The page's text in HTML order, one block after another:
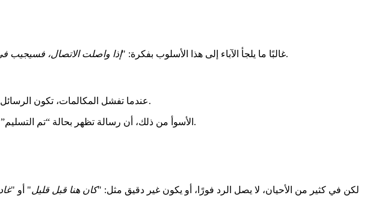
غالبًا ما يلجأ الآباء إلى هذا الأسلوب بفكرة: "إذا واصلت الاتصال، فسيجيب في ." لكن هذا الأسلوب نادرًا ما ينجح، بل قد يزيد من الخوف والقلق، خاصة عندما يستمر الطفل في عدم الرد.
عندما تفشل المكالمات، تكون الرسائل هي الخيار التالي. في هذه الحالة، يعتمد الاطمئنان كليًا على وصول الرد، ما يعني أنك مجبر على الجلوس والانتظار.
الأسوأ من ذلك، أن رسالة تظهر بحالة “تم " ، بينما رسالة “مقروءة” دون رد قد تكون أكثر إزعاجًا وقلقًا.
لكن في كثير من الأحيان، لا يصل الرد فورًا، أو يكون غير دقيق مثل: "كان هنا قبل قليل" أو "